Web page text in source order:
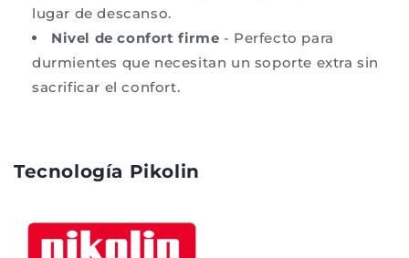
lugar de descanso.
Nivel de confort firme - Perfecto para
durmientes que necesitan un soporte extra sin
sacrificar el confort.
Tecnología Pikolin